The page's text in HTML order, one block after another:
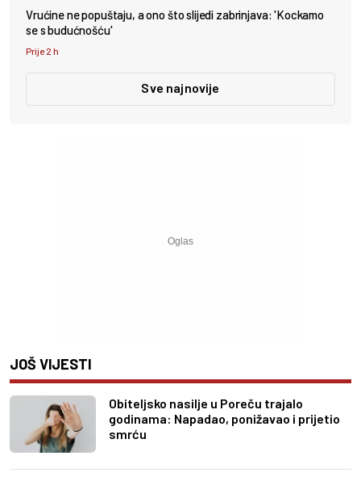
Vrućine ne popuštaju, a ono što slijedi zabrinjava: 'Kockamo
se s budućnošću'
Prije 2 h
Sve najnovije
JOŠ VIJESTI
Obiteljsko nasilje u Poreču trajalo
godinama: Napadao, ponižavao i prijetio
smrću